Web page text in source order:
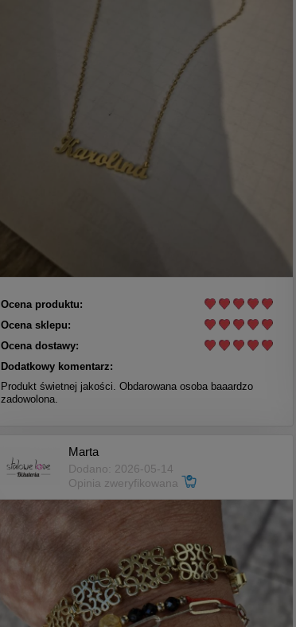
Ocena produktu:
Ocena sklepu:
Ocena dostawy:
Dodatkowy komentarz:
Produkt świetnej jakości. Obdarowana osoba baaardzo
zadowolona.
Marta
Dodano: 2026-05-14
Opinia zweryfikowana